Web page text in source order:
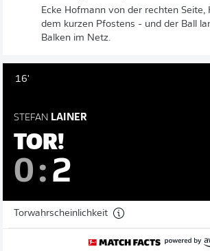
Ecke Hofmann von der rechten Seite,
dem kurzen Pfostens - und der Ball
Balken im Netz.
16'
STEFAN LAINER
TOR!
0: 2
Torwahrscheinlichkeit